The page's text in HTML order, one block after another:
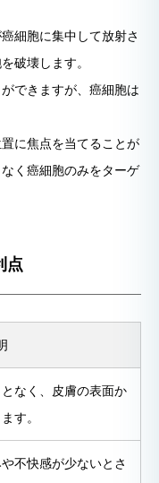
細胞に集中して放射さ
破壊します。
できますが、癌細胞は
に焦点を当てることが
く癌細胞のみをターゲ
点
なく、皮膚の表面か
す。
不快感が少ないとさ